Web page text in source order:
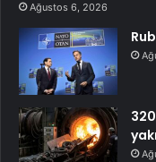
Ağustos 6, 2026